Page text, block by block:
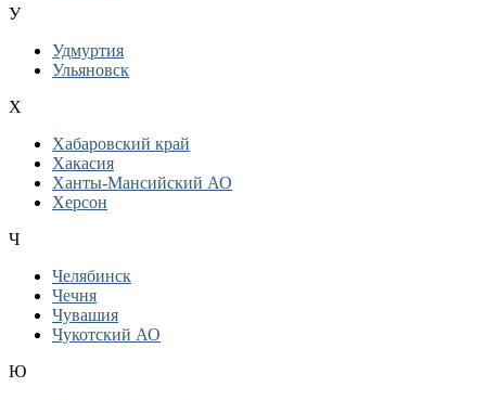
У
Удмуртия
Ульяновск
Х
Хабаровский край
Хакасия
Ханты-Мансийский АО
Херсон
Ч
Челябинск
Чечня
Чувашия
Чукотский АО
Ю